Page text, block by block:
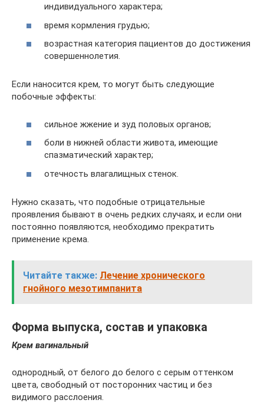
индивидуального характера;
время кормления грудью;
возрастная категория пациентов до достижения
совершеннолетия.
Если наносится крем, то могут быть следующие
побочные эффекты:
сильное жжение и зуд половых органов;
боли в нижней области живота, имеющие
спазматический характер;
отечность влагалищных стенок.
Нужно сказать, что подобные отрицательные
проявления бывают в очень редких случаях, и если они
постоянно появляются, необходимо прекратить
применение крема.
Читайте также: Лечение хронического
гнойного мезотимпанита
Форма выпуска, состав и упаковка
Крем вагинальный
однородный, от белого до белого с серым оттенком
цвета, свободный от посторонних частиц и без
видимого расслоения.